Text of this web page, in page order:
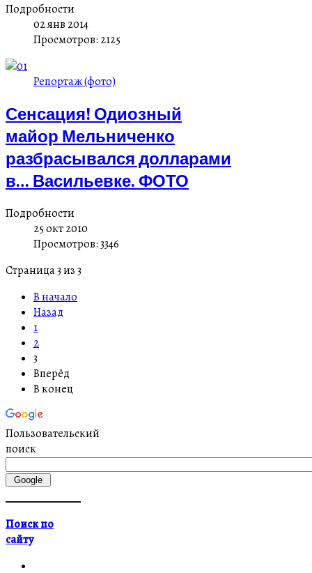
Подробности
02 янв 2014
Просмотров: 2125
Репортаж (фото)
Сенсация! Одиозный
майор Мельниченко
разбрасывался долларами
в… Васильевке. ФОТО
Подробности
25 окт 2010
Просмотров: 3346
Страница 3 из 3
В начало
Назад
1
2
3
Вперёд
В конец
Пользовательский
поиск
Поиск по
сайту